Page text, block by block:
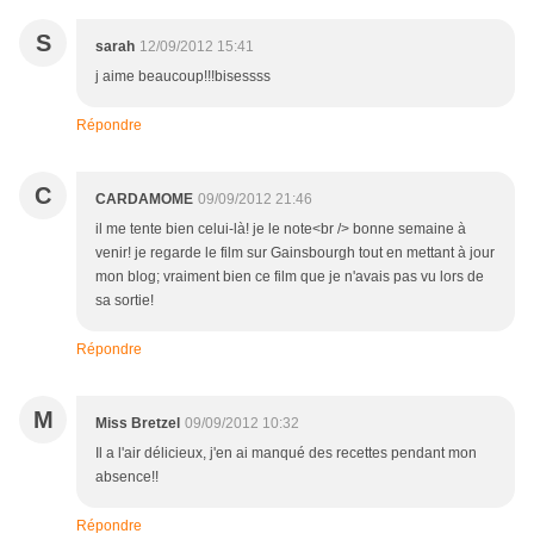
S sarah 12/09/2012 15:41
j aime beaucoup!!!bisessss
Répondre
C CARDAMOME 09/09/2012 21:46
il me tente bien celui-là! je le note<br /> bonne semaine à
venir! je regarde le film sur Gainsbourgh tout en mettant à jour
mon blog; vraiment bien ce film que je n'avais pas vu lors de
sa sortie!
Répondre
M Miss Bretzel 09/09/2012 10:32
Il a l'air délicieux, j'en ai manqué des recettes pendant mon
absence!!
Répondre